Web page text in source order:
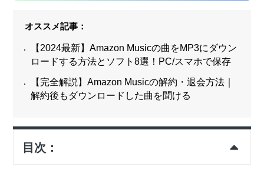
オススメ記事：
【2024最新】Amazon Musicの曲をMP3にダウン
ロードする方法とソフト8選！PC/スマホで保存
【完全解説】Amazon Musicの解約・退会方法｜
解約後もダウンロードした曲を聞ける
目次：